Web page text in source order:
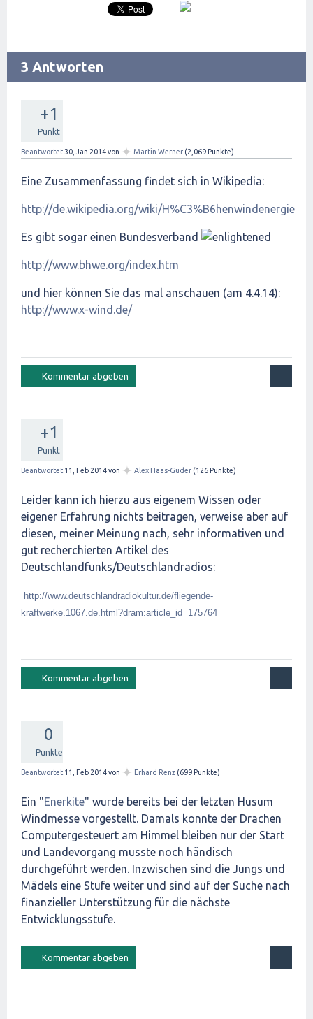
3 Antworten
+1
Punkt
Beantwortet 30, Jan 2014von ✦ Martin Werner (2,069 Punkte)
Eine Zusammenfassung findet sich in Wikipedia:
http://de.wikipedia.org/wiki/H%C3%B6henwindenergie
Es gibt sogar einen Bundesverband
http://www.bhwe.org/index.htm
und hier können Sie das mal anschauen (am 4.4.14):
http://www.x-wind.de/
+1
Punkt
Beantwortet 11, Feb 2014von ✦ Alex Haas-Guder (126 Punkte)
Leider kann ich hierzu aus eigenem Wissen oder
eigener Erfahrung nichts beitragen, verweise aber auf
diesen, meiner Meinung nach, sehr informativen und
gut recherchierten Artikel des
Deutschlandfunks/Deutschlandradios:
http://www.deutschlandradiokultur.de/fliegende-
kraftwerke.1067.de.html?dram:article_id=175764
0
Punkte
Beantwortet 11, Feb 2014von ✦ Erhard Renz (699 Punkte)
Ein "Enerkite" wurde bereits bei der letzten Husum
Windmesse vorgestellt. Damals konnte der Drachen
Computergesteuert am Himmel bleiben nur der Start
und Landevorgang musste noch händisch
durchgeführt werden. Inzwischen sind die Jungs und
Mädels eine Stufe weiter und sind auf der Suche nach
finanzieller Unterstützung für die nächste
Entwicklungsstufe.